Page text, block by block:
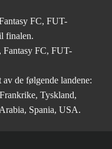
FC, FUT-
finalen.
Fantasy FC, FUT-
de følgende landene:
Tyskland,
Spania, USA.